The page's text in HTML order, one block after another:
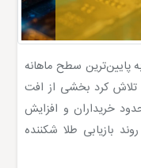
پایین‌ترین سطح ماهانه
تلاش کرد بخشی از افت
خریداران و افزایش
بازیابی طلا شکننده